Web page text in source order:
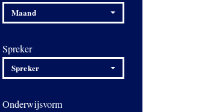
Maand
Spreker
Spreker
Onderwijsvorm